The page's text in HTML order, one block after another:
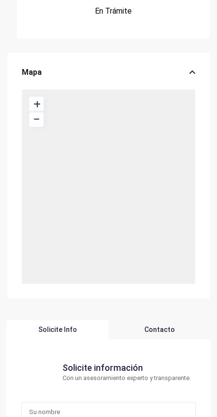
En Trámite
Mapa
Solicite Info Contacto
Solicite información
Con un asesoramiento experto y transparente.